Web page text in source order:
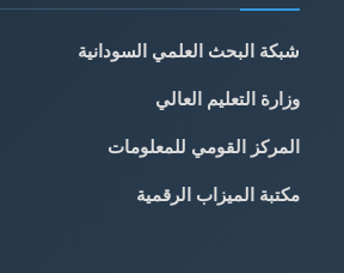
شبكة البحث العلمي السودانية
وزارة التعليم العالي
المركز القومي للمعلومات
مكتبة الميزاب الرقمية